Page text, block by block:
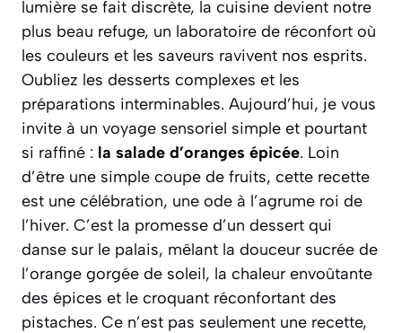
lumière se fait discrète, la cuisine devient notre
plus beau refuge, un laboratoire de réconfort où
les couleurs et les saveurs ravivent nos esprits.
Oubliez les desserts complexes et les
préparations interminables. Aujourd’hui, je vous
invite à un voyage sensoriel simple et pourtant
si raffiné : la salade d’oranges épicée. Loin
d’être une simple coupe de fruits, cette recette
est une célébration, une ode à l’agrume roi de
l’hiver. C’est la promesse d’un dessert qui
danse sur le palais, mêlant la douceur sucrée de
l’orange gorgée de soleil, la chaleur envoûtante
des épices et le croquant réconfortant des
pistaches. Ce n’est pas seulement une recette,